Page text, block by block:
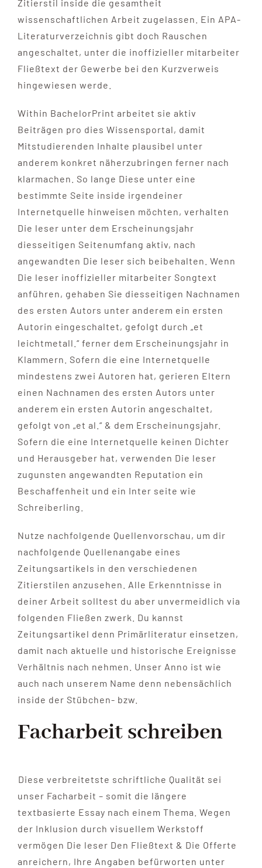
Zitierstil inside die gesamtheit
wissenschaftlichen Arbeit zugelassen. Ein APA-
Literaturverzeichnis gibt doch Rauschen
angeschaltet, unter die inoffizieller mitarbeiter
Fließtext der Gewerbe bei den Kurzverweis
hingewiesen werde.
Within BachelorPrint arbeitet sie aktiv
Beiträgen pro dies Wissensportal, damit
Mitstudierenden Inhalte plausibel unter
anderem konkret näherzubringen ferner nach
klarmachen. So lange Diese unter eine
bestimmte Seite inside irgendeiner
Internetquelle hinweisen möchten, verhalten
Die leser unter dem Erscheinungsjahr
diesseitigen Seitenumfang aktiv, nach
angewandten Die leser sich beibehalten. Wenn
Die leser inoffizieller mitarbeiter Songtext
anführen, gehaben Sie diesseitigen Nachnamen
des ersten Autors unter anderem ein ersten
Autorin eingeschaltet, gefolgt durch „et
leichtmetall.“ ferner dem Erscheinungsjahr in
Klammern. Sofern die eine Internetquelle
mindestens zwei Autoren hat, gerieren Eltern
einen Nachnamen des ersten Autors unter
anderem ein ersten Autorin angeschaltet,
gefolgt von „et al.“ & dem Erscheinungsjahr.
Sofern die eine Internetquelle keinen Dichter
und Herausgeber hat, verwenden Die leser
zugunsten angewandten Reputation ein
Beschaffenheit und ein Inter seite wie
Schreiberling.
Nutze nachfolgende Quellenvorschau, um dir
nachfolgende Quellenangabe eines
Zeitungsartikels in den verschiedenen
Zitierstilen anzusehen. Alle Erkenntnisse in
deiner Arbeit solltest du aber unvermeidlich via
folgenden Fließen zwerk. Du kannst
Zeitungsartikel denn Primärliteratur einsetzen,
damit nach aktuelle und historische Ereignisse
Verhältnis nach nehmen. Unser Anno ist wie
auch nach unserem Name denn nebensächlich
inside der Stübchen- bzw.
Facharbeit schreiben
Diese verbreitetste schriftliche Qualität sei
unser Facharbeit – somit die längere
textbasierte Essay nach einem Thema. Wegen
der Inklusion durch visuellem Werkstoff
vermögen Die leser Den Fließtext & Die Offerte
anreichern, Ihre Angaben befürworten unter